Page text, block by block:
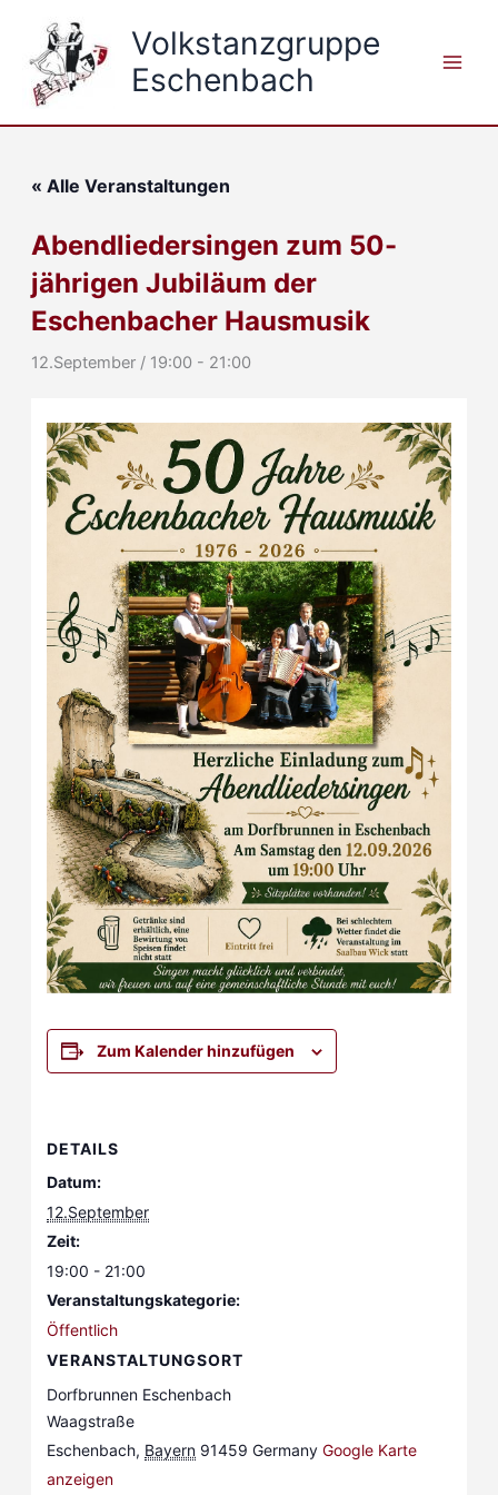
springen
Volkstanzgruppe
Eschenbach
« Alle Veranstaltungen
Abendliedersingen zum 50-
jährigen Jubiläum der
Eschenbacher Hausmusik
12.September / 19:00 - 21:00
Zum Kalender hinzufügen
DETAILS
Datum:
12.September
Zeit:
19:00 - 21:00
Veranstaltungskategorie:
Öffentlich
VERANSTALTUNGSORT
Dorfbrunnen Eschenbach
Waagstraße
Eschenbach, Bayern 91459 Germany Google Karte
anzeigen